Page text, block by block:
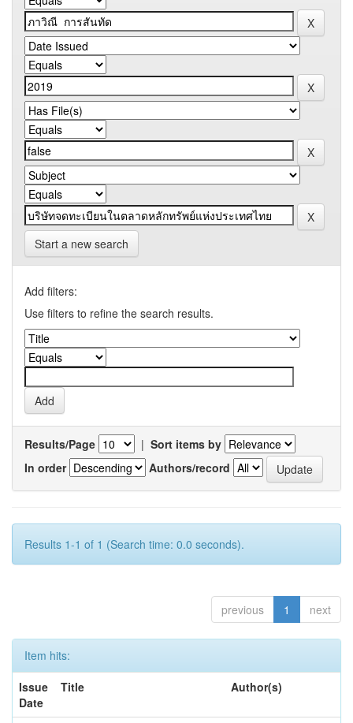
Start a new search
Add filters:
Use filters to refine the search results.
Results/Page | Sort items by
In order
Authors/record
Results 1-1 of 1 (Search time: 0.0 seconds).
previous 1 next
Item hits:
Issue
Date
Title Author(s)